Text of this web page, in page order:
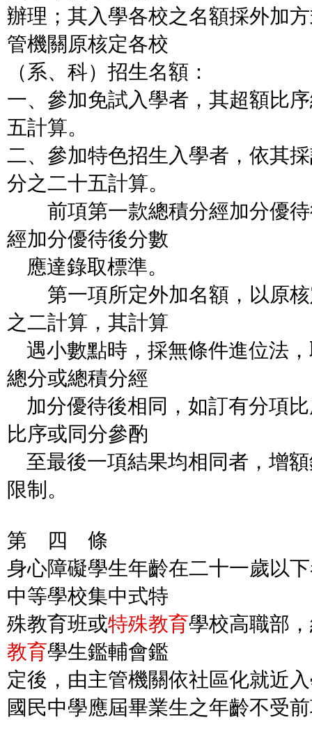
辦理；其入學各校之名額採外加
管機關原核定各校
（系、科）招生名額：
一、參加免試入學者，其超額比
五計算。
二、參加特色招生入學者，依其
分之二十五計算。
前項第一款總積分經加分優待
經加分優待後分數
應達錄取標準。
第一項所定外加名額，以原核
之二計算，其計算
遇小數點時，採無條件進位法
總分或總積分經
加分優待後相同，如訂有分項
比序或同分參酌
至最後一項結果均相同者，增
限制。
第 四 條
身心障礙學生年齡在二十一歲以
中等學校集中式特
殊教育班或特殊教育學校高職部
教育學生鑑輔會鑑
定後，由主管機關依社區化就近
國民中學應屆畢業生之年齡不受